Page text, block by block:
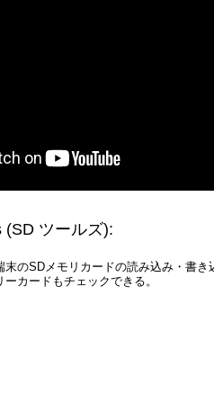
(SD ツールズ):
のSDメモリカードの読み込み・書
カードもチェックできる。